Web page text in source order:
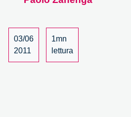
03/06
2011
1mn
lettura